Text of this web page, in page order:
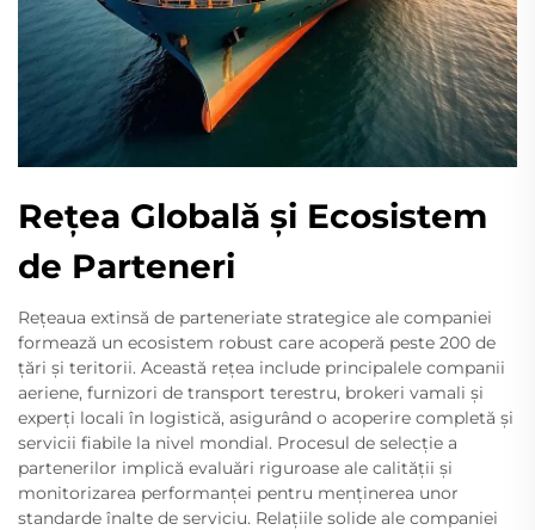
Rețea Globală și Ecosistem
de Parteneri
Rețeaua extinsă de parteneriate strategice ale companiei
formează un ecosistem robust care acoperă peste 200 de
țări și teritorii. Această rețea include principalele companii
aeriene, furnizori de transport terestru, brokeri vamali și
experți locali în logistică, asigurând o acoperire completă și
servicii fiabile la nivel mondial. Procesul de selecție a
partenerilor implică evaluări riguroase ale calității și
monitorizarea performanței pentru menținerea unor
standarde înalte de serviciu. Relațiile solide ale companiei